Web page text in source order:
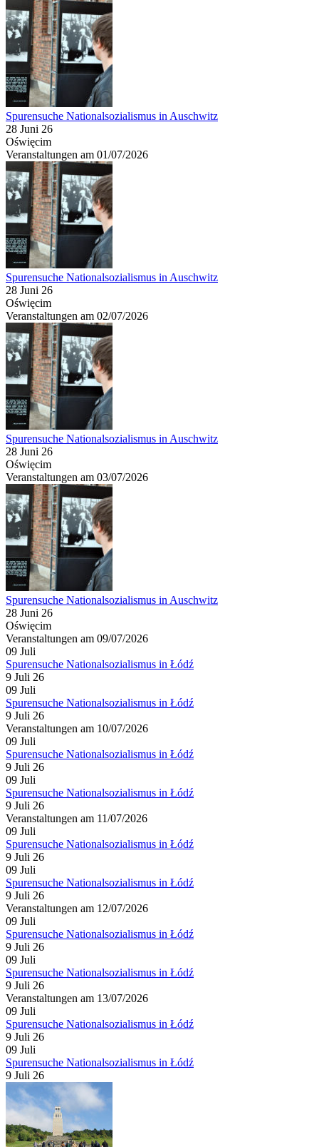
Spurensuche Nationalsozialismus in Auschwitz
28 Juni 26
Oświęcim
Veranstaltungen am 01/07/2026
Spurensuche Nationalsozialismus in Auschwitz
28 Juni 26
Oświęcim
Veranstaltungen am 02/07/2026
Spurensuche Nationalsozialismus in Auschwitz
28 Juni 26
Oświęcim
Veranstaltungen am 03/07/2026
Spurensuche Nationalsozialismus in Auschwitz
28 Juni 26
Oświęcim
Veranstaltungen am 09/07/2026
09 Juli
Spurensuche Nationalsozialismus in Łódź
9 Juli 26
09 Juli
Spurensuche Nationalsozialismus in Łódź
9 Juli 26
Veranstaltungen am 10/07/2026
09 Juli
Spurensuche Nationalsozialismus in Łódź
9 Juli 26
09 Juli
Spurensuche Nationalsozialismus in Łódź
9 Juli 26
Veranstaltungen am 11/07/2026
09 Juli
Spurensuche Nationalsozialismus in Łódź
9 Juli 26
09 Juli
Spurensuche Nationalsozialismus in Łódź
9 Juli 26
Veranstaltungen am 12/07/2026
09 Juli
Spurensuche Nationalsozialismus in Łódź
9 Juli 26
09 Juli
Spurensuche Nationalsozialismus in Łódź
9 Juli 26
Veranstaltungen am 13/07/2026
09 Juli
Spurensuche Nationalsozialismus in Łódź
9 Juli 26
09 Juli
Spurensuche Nationalsozialismus in Łódź
9 Juli 26